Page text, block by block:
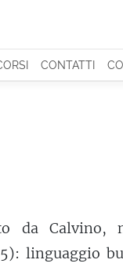
CONTATTI
da Calvino,
linguaggio